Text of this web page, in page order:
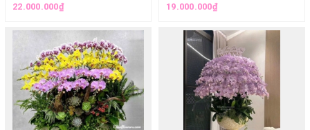
22.000.000₫
19.000.000₫